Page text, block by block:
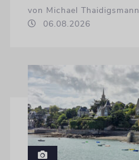
von Michael Thaidigsmann
06.08.2026